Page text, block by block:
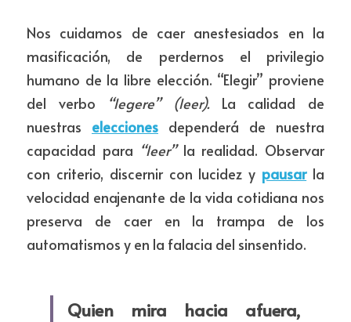
Nos cuidamos de caer anestesiados en la
masificación, de perdernos el privilegio
humano de la libre elección. “Elegir” proviene
del verbo
“legere” (leer). La calidad de
nuestras elecciones dependerá de nuestra
capacidad para “leer” la realidad. Observar
con criterio, discernir con lucidez y pausar la
velocidad enajenante de la vida cotidiana nos
preserva de caer en la trampa de los
automatismos y en la falacia del sinsentido.
Quien mira hacia afuera,